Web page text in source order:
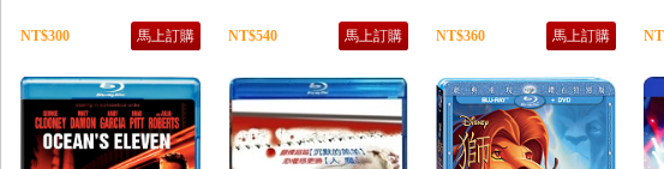
NT$300 馬上訂購 NT$540 馬上訂購 NT$360 馬上訂購